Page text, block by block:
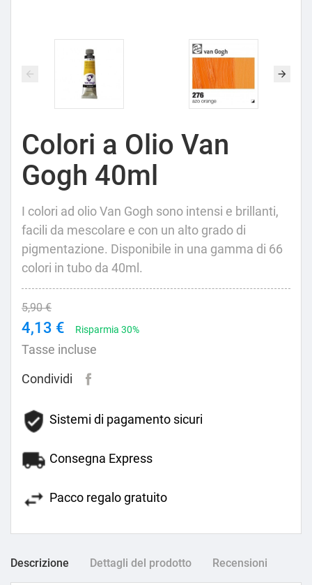
Colori a Olio Van
Gogh 40ml
I colori ad olio Van Gogh sono intensi e brillanti,
facili da mescolare e con un alto grado di
pigmentazione. Disponibile in una gamma di 66
colori in tubo da 40ml.
5,90 €
4,13 € Risparmia 30%
Tasse incluse
Condividi
Sistemi di pagamento sicuri
Consegna Express
Pacco regalo gratuito
Descrizione Dettagli del prodotto Recensioni